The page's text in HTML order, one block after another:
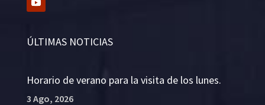
ÚLTIMAS NOTICIAS
Horario de verano para la visita de los lunes.
3 Ago, 2026